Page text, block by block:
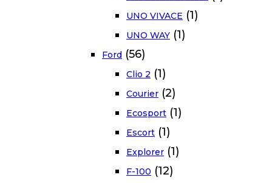
UNO VIVACE (1)
UNO WAY (1)
Ford (56)
Clio 2 (1)
Courier (2)
Ecosport (1)
Escort (1)
Explorer (1)
F-100 (12)